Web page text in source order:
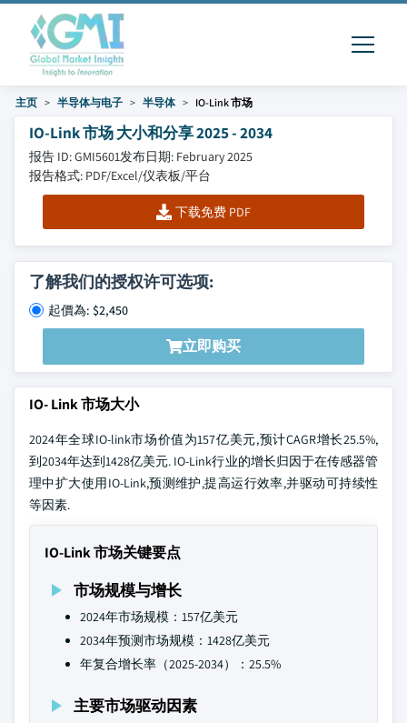
主页 半导体与电子 半导体 IO-Link 市场
IO-Link 市场 大小和分享 2025 - 2034
报告 ID: GMI5601发布日期: February 2025
报告格式: PDF/Excel/仪表板/平台
下载免费 PDF
了解我们的授权许可选项:
起價為: $2,450
立即购买
IO- Link 市场大小
2024年全球IO-link市场价值为157亿美元,预计CAGR增长25.5%,
到2034年达到1428亿美元. IO-Link行业的增长归因于在传感器管
理中扩大使用IO-Link,预测维护,提高运行效率,并驱动可持续性
等因素.
IO-Link 市场关键要点
市场规模与增长
2024年市场规模：157亿美元
2034年预测市场规模：1428亿美元
年复合增长率（2025-2034）：25.5%
主要市场驱动因素